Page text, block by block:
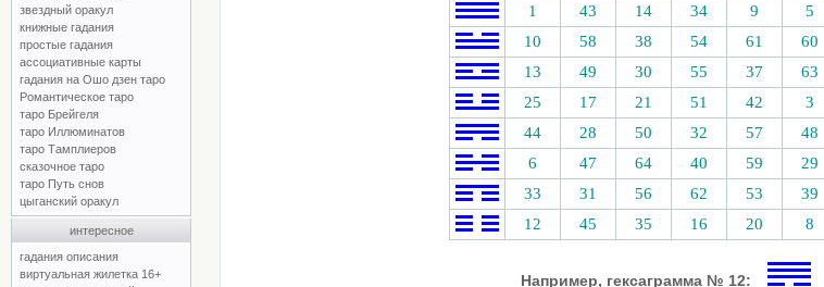
звездный оракул
книжные гадания
простые гадания
ассоциативные карты
гадания на Ошо дзен таро
Романтическое таро
таро Брейгеля
таро Иллюминатов
таро Тамплиеров
сказочное таро
таро Путь снов
цыганский оракул
интересное
гадания описания
виртуальная жилетка 16+
1
43 14 34 9 5
10
58 38 54 61 60
13
49 30 55 37 63
25
17 21 51 42 3
44
28 50 32 57 48
6
47 64 40 59 29
33
31 56 62 53 39
12
45 35 16 20 8
Например, гексаграмма № 12: